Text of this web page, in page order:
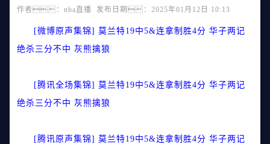
作者：nba直播 发布日期：2025年01月12日 10:13
[微博原声集锦] 莫兰特19中5&连拿制胜4分 华子两记
绝杀三分不中 灰熊擒狼
[腾讯全场集锦] 莫兰特19中5&连拿制胜4分 华子两记
绝杀三分不中 灰熊擒狼
[腾讯原声集锦] 莫兰特19中5&连拿制胜4分 华子两记